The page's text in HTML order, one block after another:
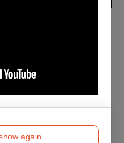
again